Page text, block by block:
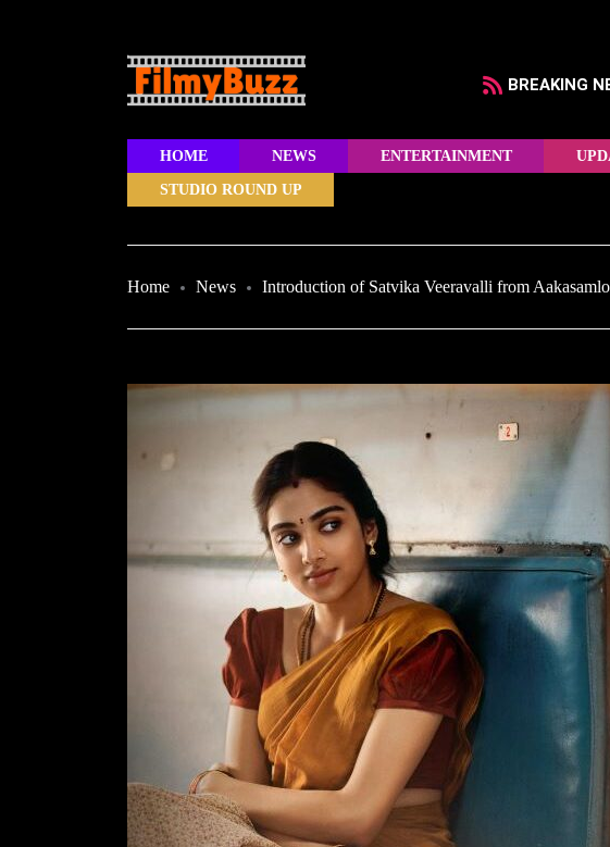
BREAKING
HOME NEWS ENTERTAINMENT
STUDIO ROUND UP
Home News Introduction of Satvika Veeravalli from